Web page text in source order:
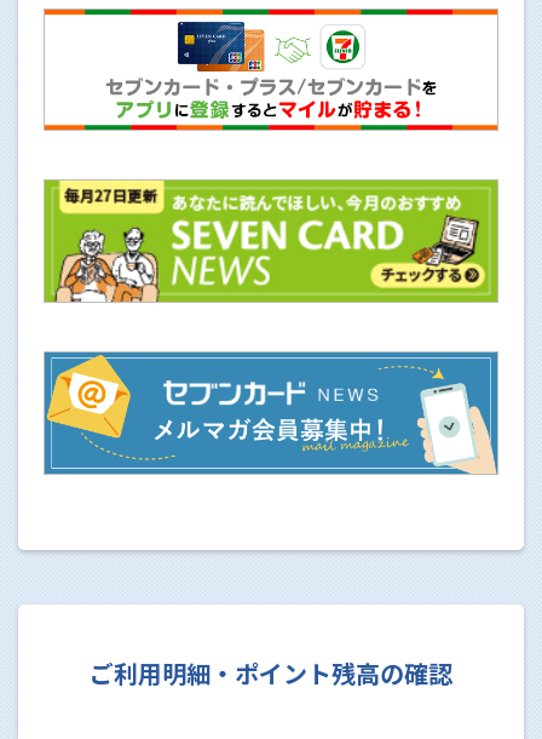
ご利用明細・ ポイント残高の確認